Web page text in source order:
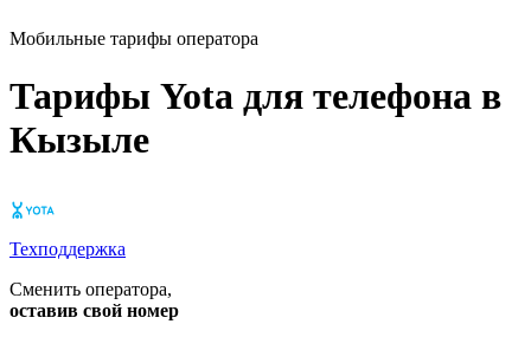
Мобильные тарифы оператора
Тарифы Yota для телефона в
Кызыле
Техподдержка
Сменить оператора,
оставив свой номер